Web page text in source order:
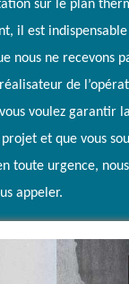
sur le plan
il est
nous ne recevons
de
voulez garantir
et que vous
toute urgence,
appeler.